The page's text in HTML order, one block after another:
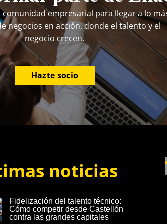
comunidad empresarial para llegar a lo
negocios en acción, donde el talento y el
negocio crecen.
Hazte socio
noticias
Fidelización del talento técnico:
Cómo competir desde Castellón
contra las grandes capitales